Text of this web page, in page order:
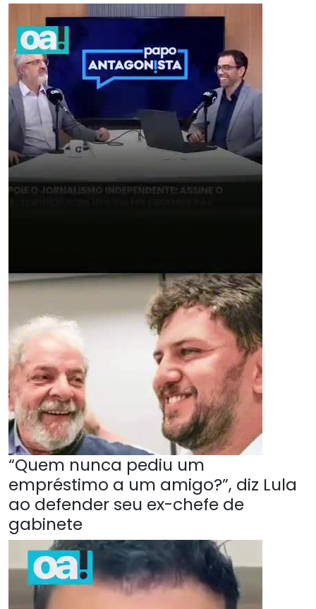
“Quem nunca pediu um
empréstimo a um amigo?”, diz Lula
ao defender seu ex-chefe de
gabinete